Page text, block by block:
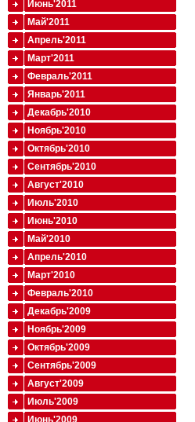
Июнь'2011
Май'2011
Апрель'2011
Март'2011
Февраль'2011
Январь'2011
Декабрь'2010
Ноябрь'2010
Октябрь'2010
Сентябрь'2010
Август'2010
Июль'2010
Июнь'2010
Май'2010
Апрель'2010
Март'2010
Февраль'2010
Декабрь'2009
Ноябрь'2009
Октябрь'2009
Сентябрь'2009
Август'2009
Июль'2009
Июнь'2009